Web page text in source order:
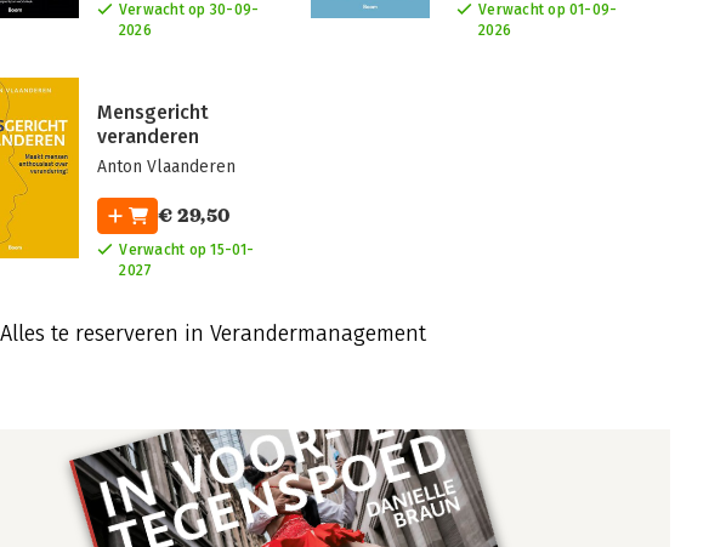
Verwacht op 30-09-
2026
Verwacht op 01-09-
2026
Mensgericht
veranderen
Anton Vlaanderen
€ 29,50
Verwacht op 15-01-
2027
Alles te reserveren in Verandermanagement